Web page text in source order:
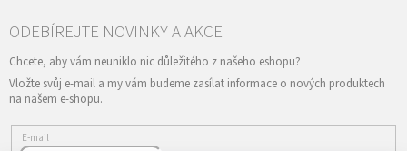
Vložte svůj e-mail a my vám budeme zasílat informace o nových produktech
na našem e-shopu.
E-mail